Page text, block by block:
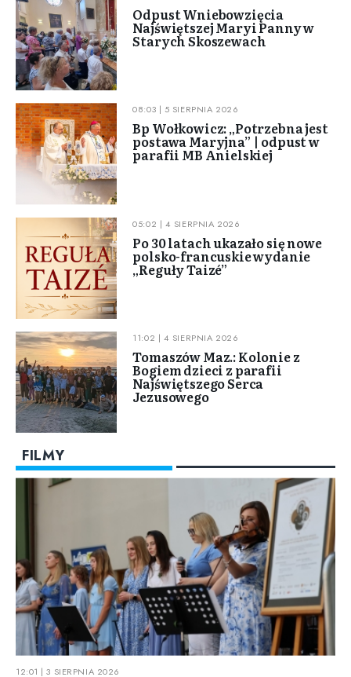
Odpust Wniebowzięcia
Najświętszej Maryi Panny w
Starych Skoszewach
08:03 | 5 SIERPNIA 2026
Bp Wołkowicz: „Potrzebna jest
postawa Maryjna” | odpust w
parafii MB Anielskiej
05:02 | 4 SIERPNIA 2026
Po 30 latach ukazało się nowe
polsko-francuskie wydanie
„Reguły Taizé”
11:02 | 4 SIERPNIA 2026
Tomaszów Maz.: Kolonie z
Bogiem dzieci z parafii
Najświętszego Serca
Jezusowego
FILMY
12:01 | 3 SIERPNIA 2026